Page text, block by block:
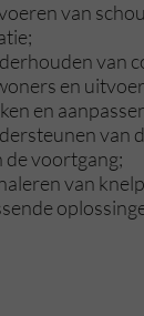
van
van
en
en
van
de voortgang;
van